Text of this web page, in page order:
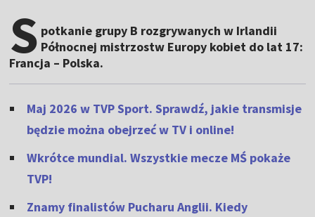
S potkanie grupy B rozgrywanych w Irlandii
Północnej mistrzostw Europy kobiet do lat 17:
Francja – Polska.
Maj 2026 w TVP Sport. Sprawdź, jakie transmisje
będzie można obejrzeć w TV i online!
Wkrótce mundial. Wszystkie mecze MŚ pokaże
TVP!
Znamy finalistów Pucharu Anglii. Kiedy